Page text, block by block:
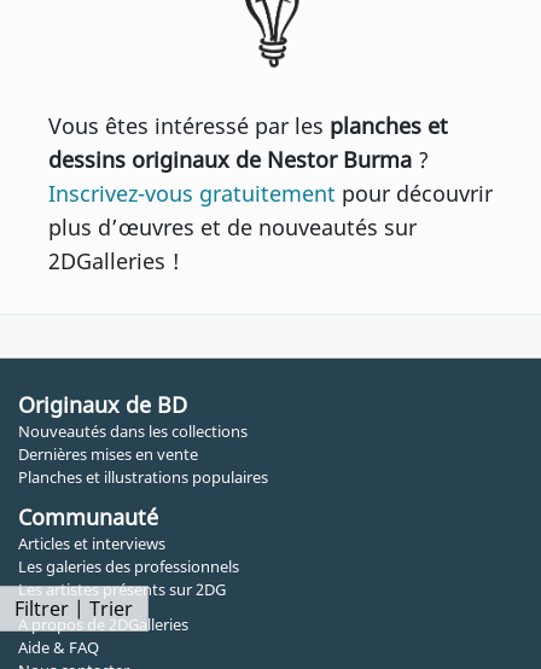
Filtrer | Trier
Vous êtes intéressé par les planches et
dessins originaux de Nestor Burma ?
Inscrivez-vous gratuitement pour découvrir
plus d’œuvres et de nouveautés sur
2DGalleries !
Originaux de BD
Nouveautés dans les collections
Dernières mises en vente
Planches et illustrations populaires
Communauté
Articles et interviews
Les galeries des professionnels
Les artistes présents sur 2DG
A propos de 2DGalleries
Aide & FAQ